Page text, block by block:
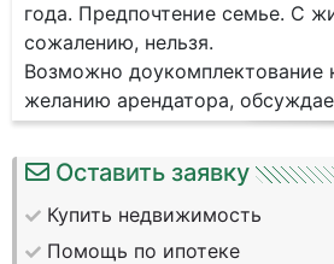
года. Предпочтение семье. С
сожалению, нельзя.
Возможно доукомплектование
желанию арендатора,
Оставить заявку
Купить недвижимость
Помощь по ипотеке